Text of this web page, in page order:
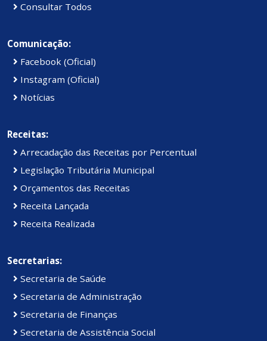
Consultar Todos
Comunicação:
Facebook (Oficial)
Instagram (Oficial)
Notícias
Receitas:
Arrecadação das Receitas por Percentual
Legislação Tributária Municipal
Orçamentos das Receitas
Receita Lançada
Receita Realizada
Secretarias:
Secretaria de Saúde
Secretaria de Administração
Secretaria de Finanças
Secretaria de Assistência Social